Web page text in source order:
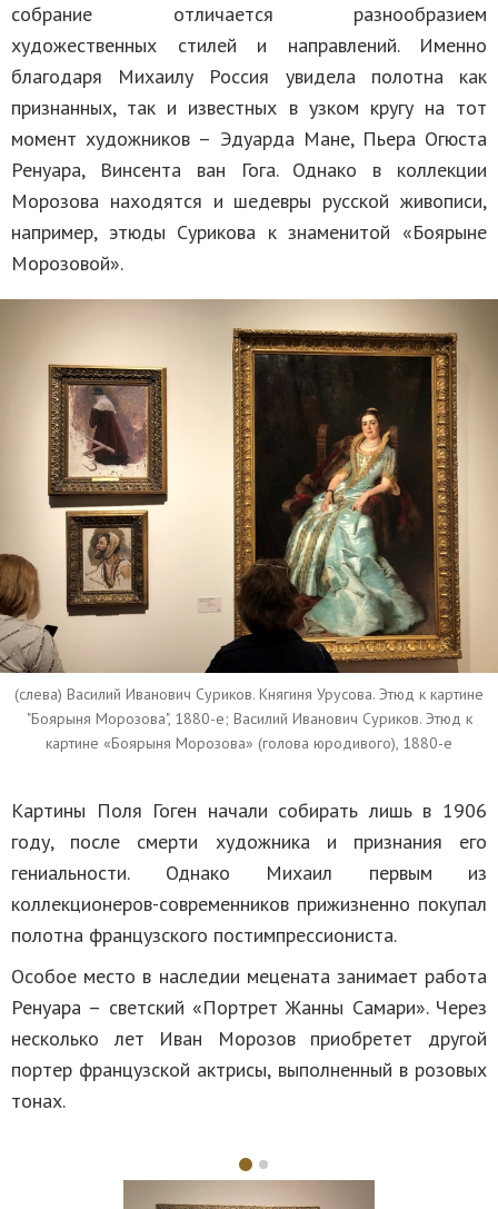
собрание отличается разнообразием
художественных стилей и направлений. Именно
благодаря Михаилу Россия увидела полотна как
признанных, так и известных в узком кругу на тот
момент художников – Эдуарда Мане, Пьера Огюста
Ренуара, Винсента ван Гога. Однако в коллекции
Морозова находятся и шедевры русской живописи,
например, этюды Сурикова к знаменитой «Боярыне
Морозовой».
(слева) Василий Иванович Суриков. Княгиня Урусова. Этюд к картине
"Боярыня Морозова", 1880-е; Василий Иванович Суриков. Этюд к
картине «Боярыня Морозова» (голова юродивого), 1880-е
Картины Поля Гоген начали собирать лишь в 1906
году, после смерти художника и признания его
гениальности. Однако Михаил первым из
коллекционеров-современников прижизненно покупал
полотна французского постимпрессиониста.
Особое место в наследии мецената занимает работа
Ренуара – светский «Портрет Жанны Самари». Через
несколько лет Иван Морозов приобретет другой
портер французской актрисы, выполненный в розовых
тонах.